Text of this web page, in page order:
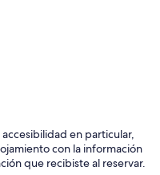
en particular,
con la información
que recibiste al reservar.